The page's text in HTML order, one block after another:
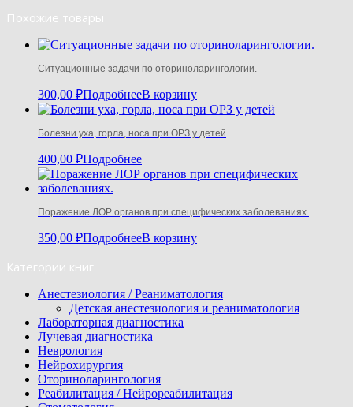
Похожие товары
Ситуационные задачи по оториноларингологии.
300,00 ₽ПодробнееВ корзину
Болезни уха, горла, носа при ОРЗ у детей
400,00 ₽Подробнее
Поражение ЛОР органов при специфических заболеваниях.
350,00 ₽ПодробнееВ корзину
Категории книг
Анестезиология / Реаниматология
Детская анестезиология и реаниматология
Лабораторная диагностика
Лучевая диагностика
Неврология
Нейрохирургия
Оториноларингология
Реабилитация / Нейрореабилитация